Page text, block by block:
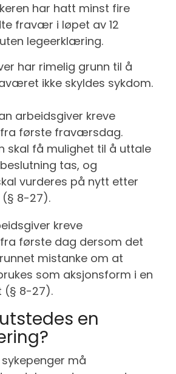
har hatt minst fire
fravær i løpet av 12
legeerklæring.
har rimelig grunn til å
ikke skyldes sykdom.
arbeidsgiver kreve
første fraværsdag.
skal få mulighet til å uttale
tas, og
vurderes på nytt etter
(§ 8-27).
kreve
første dag dersom det
mistanke om at
som aksjonsform i en
(§ 8-27).
en
må